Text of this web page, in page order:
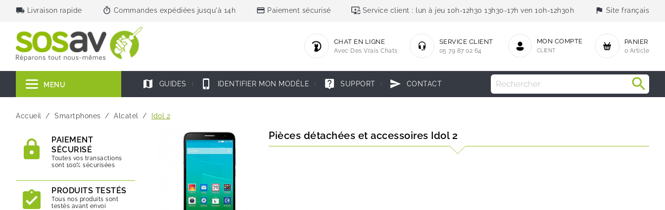
local_shipping Livraison rapide timer Commandes expédiées jusqu'à 14h credit_card Paiement sécurisé important_devices Service client : lun à jeu 10h-12h30 13h30-17h ven 10h-12h30h flag Site français
PANIER
0 Article
MON COMPTE
CLIENT
SERVICE CLIENT
05 79 87 02 64
CHAT EN LIGNE
Avec Des Vrais Chats
MENU map GUIDES phone_iphone IDENTIFIER MON MODÈLE live_help SUPPORT send CONTACT
Accueil Smartphones Alcatel Idol 2
PAIEMENT
SÉCURISÉ
Toutes vos transactions
sont 100% sécurisées
PRODUITS TESTÉS
Tous nos produits sont
testés avant envoi
Pièces détachées et accessoires Idol 2